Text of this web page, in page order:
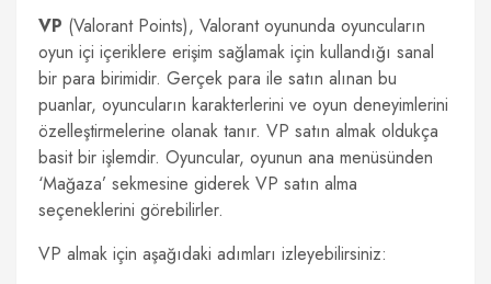
VP (Valorant Points), Valorant oyununda oyuncuların
oyun içi içeriklere erişim sağlamak için kullandığı sanal
bir para birimidir. Gerçek para ile satın alınan bu
puanlar, oyuncuların karakterlerini ve oyun deneyimlerini
özelleştirmelerine olanak tanır. VP satın almak oldukça
basit bir işlemdir. Oyuncular, oyunun ana menüsünden
‘Mağaza’ sekmesine giderek VP satın alma
seçeneklerini görebilirler.
VP almak için aşağıdaki adımları izleyebilirsiniz: